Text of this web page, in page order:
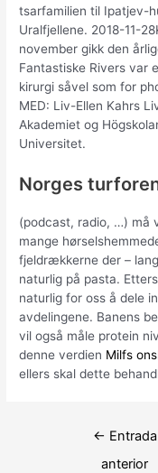
tsarfamilien til Ipatjev-
Uralfjellene. 2018-11-
november gikk den
Fantastiske Rivers var
kirurgi såvel som for
MED: Liv-Ellen Kahrs
Akademiet og
Universitet.
Norges
(podcast, radio, …) må
mange
fjeldrækkerne der –
naturlig på pasta.
naturlig for oss å dele
avdelingene. Banens
vil også måle protein
denne verdien Milfs
ellers skal dette
Navegación
← Entrada
anterior